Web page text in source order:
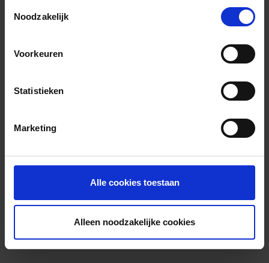
Noodzakelijk
Voorkeuren
Statistieken
Marketing
Alle cookies toestaan
Alleen noodzakelijke cookies